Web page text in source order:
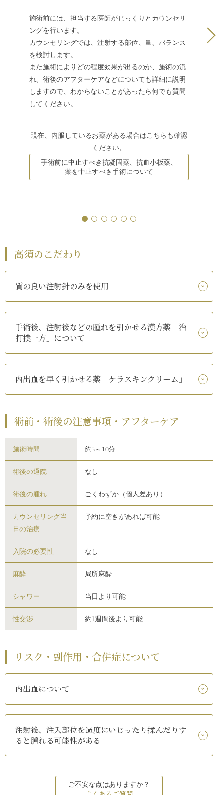
施術前には、担当する医師がじっくりとカウンセリ
ングを行います。
カウンセリングでは、注射する部位、量、バランス
を検討します。
また施術によりどの程度効果が出るのか、施術の流
れ、術後のアフターケアなどについても詳細に説明
しますので、わからないことがあったら何でも質問
してください。
現在、内服しているお薬がある場合はこちらも確認
ください。
手術前に中止すべき抗凝固薬、抗血小板薬、
薬を中止すべき手術について
高須のこだわり
質の良い注射針のみを使用
手術後、注射後などの腫れを引かせる漢方薬「治
打撲一方」について
内出血を早く引かせる薬「ケラスキンクリーム」
術前・術後の注意事項・アフターケア
施術時間 約5～10分
術後の通院 なし
術後の腫れ ごくわずか（個人差あり）
カウンセリング当
日の治療
予約に空きがあれば可能
入院の必要性 なし
麻酔 局所麻酔
シャワー 当日より可能
性交渉 約1週間後より可能
リスク・副作用・合併症について
内出血について
注射後、注入部位を過度にいじったり揉んだりす
ると腫れる可能性がある
ご不安な点はありますか？